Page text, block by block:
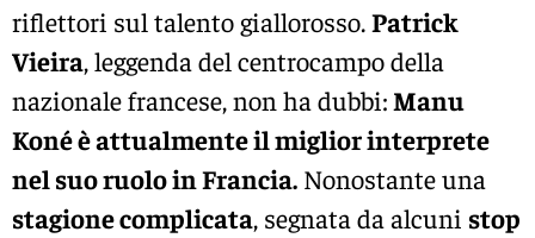
riflettori sul talento giallorosso.Patrick
Vieira, leggenda del centrocampo della
nazionale francese, non ha dubbi: Manu
Koné è attualmente il miglior interprete
nel suo ruolo in Francia. Nonostante una
stagione complicata, segnata da alcuni stop